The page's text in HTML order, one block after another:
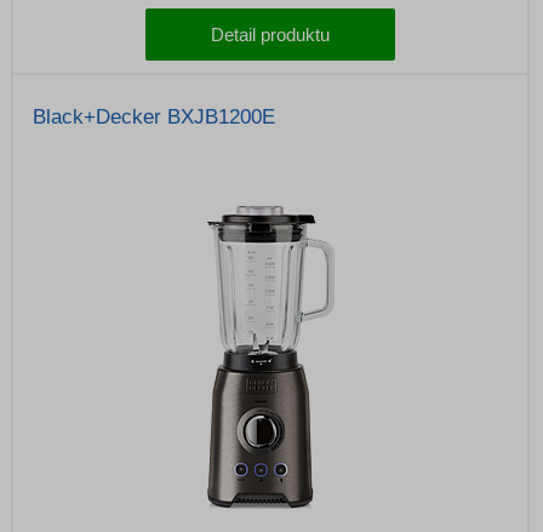
Detail produktu
Black+Decker BXJB1200E